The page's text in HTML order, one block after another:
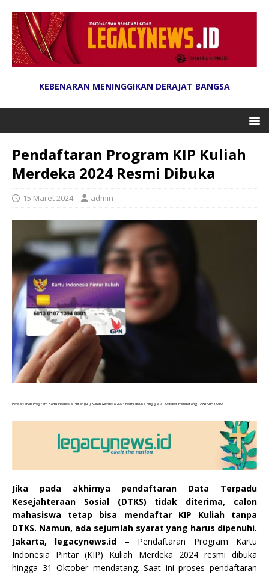
KEBENARAN MENINGGIKAN DERAJAT BANGSA
Pendaftaran Program KIP Kuliah
Merdeka 2024 Resmi Dibuka
15 Maret 2024 admin
Pendaftaran Program Kartu Indonesia Pintar (KIP) Kuliah Merdeka 2024 resmi dibuka hingga 31 Oktober mendatang. ANTARA FOTO
Jika pada akhirnya pendaftaran Data Terpadu
Kesejahteraan Sosial (DTKS) tidak diterima, calon
mahasiswa tetap bisa mendaftar KIP Kuliah tanpa
DTKS. Namun, ada sejumlah syarat yang harus dipenuhi.
Jakarta, legacynews.id – Pendaftaran Program Kartu
Indonesia Pintar (KIP) Kuliah Merdeka 2024 resmi dibuka
hingga 31 Oktober mendatang. Saat ini proses pendaftaran